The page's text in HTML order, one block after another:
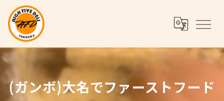
(ガンボ)大名でファーストフード